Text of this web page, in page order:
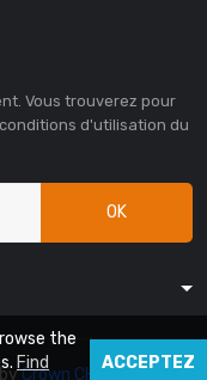
Vous trouverez pour
d'utilisation du
OK
Crown CHR
the
Find
ACCEPTEZ